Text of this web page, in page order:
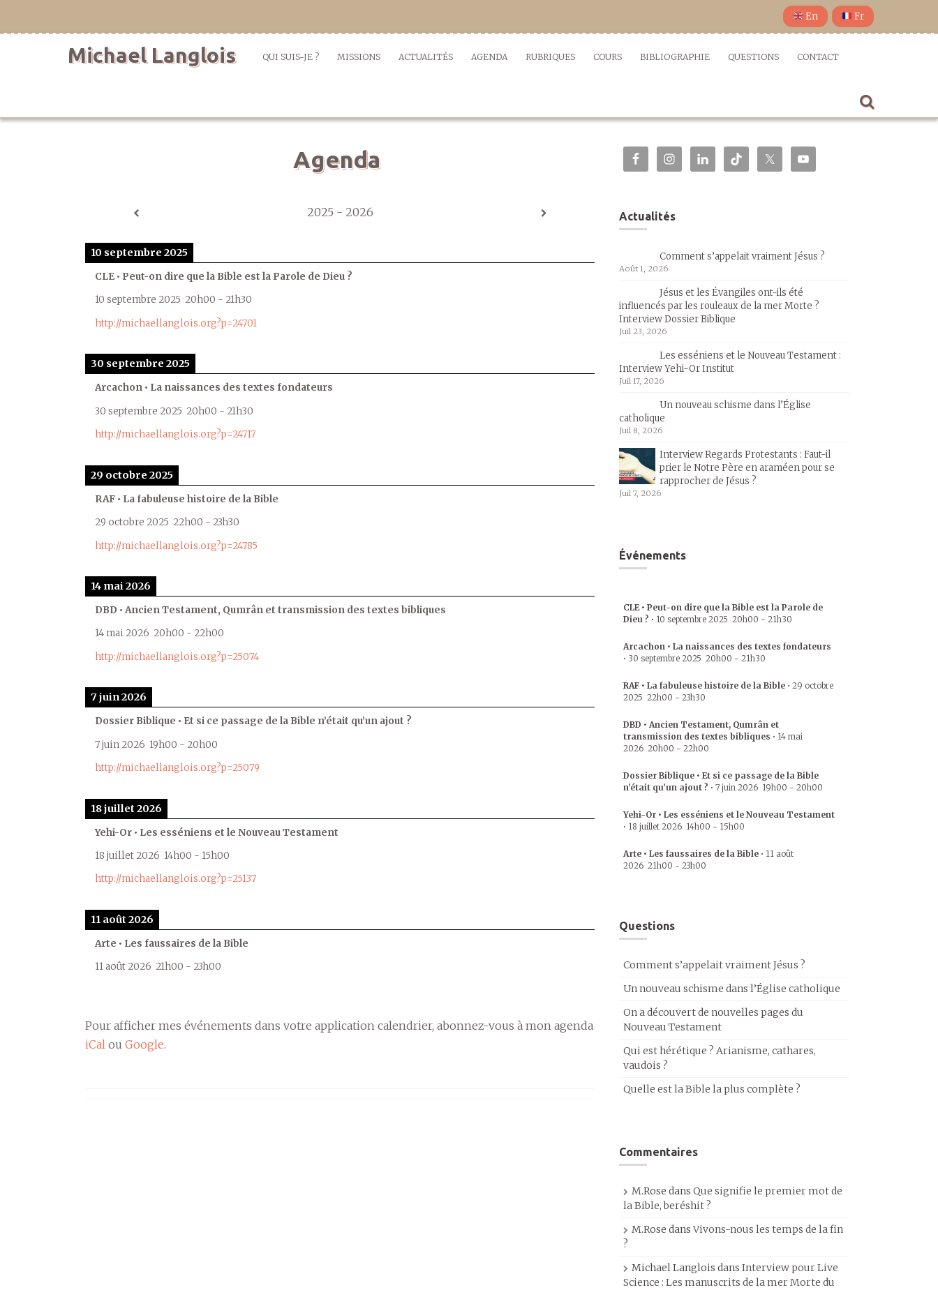
En Fr
Michael Langlois QUI SUIS-JE ? MISSIONS ACTUALITÉS AGENDA RUBRIQUES COURS BIBLIOGRAPHIE QUESTIONS CONTACT
Agenda
2025 - 2026
10 septembre 2025
CLE • Peut-on dire que la Bible est la Parole de Dieu ?
10 septembre 2025 20h00 - 21h30
http://michaellanglois.org?p=24701
30 septembre 2025
Arcachon • La naissances des textes fondateurs
30 septembre 2025 20h00 - 21h30
http://michaellanglois.org?p=24717
29 octobre 2025
RAF • La fabuleuse histoire de la Bible
29 octobre 2025 22h00 - 23h30
http://michaellanglois.org?p=24785
14 mai 2026
DBD • Ancien Testament, Qumrân et transmission des textes bibliques
14 mai 2026 20h00 - 22h00
http://michaellanglois.org?p=25074
7 juin 2026
Dossier Biblique • Et si ce passage de la Bible n’était qu’un ajout ?
7 juin 2026 19h00 - 20h00
http://michaellanglois.org?p=25079
18 juillet 2026
Yehi-Or • Les esséniens et le Nouveau Testament
18 juillet 2026 14h00 - 15h00
http://michaellanglois.org?p=25137
11 août 2026
Arte • Les faussaires de la Bible
11 août 2026 21h00 - 23h00
Pour afficher mes événements dans votre application calendrier, abonnez-vous à mon agenda
iCal ou Google.
Actualités
Comment s’appelait vraiment Jésus ?
Août 1, 2026
Jésus et les Évangiles ont-ils été
influencés par les rouleaux de la mer Morte ?
Interview Dossier Biblique
Juil 23, 2026
Les esséniens et le Nouveau Testament :
Interview Yehi-Or Institut
Juil 17, 2026
Un nouveau schisme dans l’Église
catholique
Juil 8, 2026
Interview Regards Protestants : Faut-il
prier le Notre Père en araméen pour se
rapprocher de Jésus ?
Juil 7, 2026
Événements
CLE • Peut-on dire que la Bible est la Parole de
Dieu ? • 10 septembre 2025 20h00 - 21h30
Arcachon • La naissances des textes fondateurs
• 30 septembre 2025 20h00 - 21h30
RAF • La fabuleuse histoire de la Bible • 29 octobre
2025 22h00 - 23h30
DBD • Ancien Testament, Qumrân et
transmission des textes bibliques • 14 mai
2026 20h00 - 22h00
Dossier Biblique • Et si ce passage de la Bible
n’était qu’un ajout ? • 7 juin 2026 19h00 - 20h00
Yehi-Or • Les esséniens et le Nouveau Testament
• 18 juillet 2026 14h00 - 15h00
Arte • Les faussaires de la Bible • 11 août
2026 21h00 - 23h00
Questions
Comment s’appelait vraiment Jésus ?
Un nouveau schisme dans l’Église catholique
On a découvert de nouvelles pages du
Nouveau Testament
Qui est hérétique ? Arianisme, cathares,
vaudois ?
Quelle est la Bible la plus complète ?
Commentaires
M.Rose dans Que signifie le premier mot de
la Bible, beréshit ?
M.Rose dansVivons-nous les temps de la fin
?
Michael Langlois dans Interview pour Live
Science : Les manuscrits de la mer Morte du